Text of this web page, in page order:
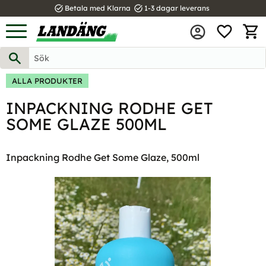
Meny
task_alt Betala med Klarna task_alt 1-3 dagar leverans
ALLA PRODUKTER
INPACKNING RODHE GET
SOME GLAZE 500ML
Inpackning Rodhe Get Some Glaze, 500ml